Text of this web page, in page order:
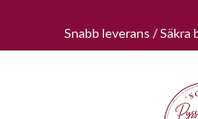
Snabb leverans /